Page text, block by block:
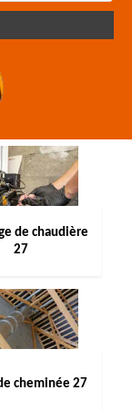
de chaudière
27
cheminée 27